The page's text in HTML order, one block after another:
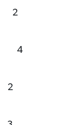
3 2
12 2 4
2 2